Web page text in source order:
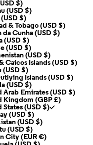
Togo (USD $)
Tokelau (USD $)
Tonga (USD $)
Trinidad & Tobago (USD $)
Tristan da Cunha (USD $)
Tunisia (USD $)
Türkiye (USD $)
Turkmenistan (USD $)
Turks & Caicos Islands (USD $)
Tuvalu (USD $)
U.S. Outlying Islands (USD $)
Uganda (USD $)
United Arab Emirates (USD $)
United Kingdom (GBP £)
United States (USD $)
Uruguay (USD $)
Uzbekistan (USD $)
Vanuatu (USD $)
Vatican City (EUR €)